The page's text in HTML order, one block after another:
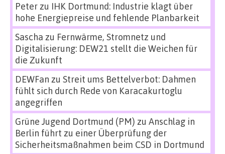
Peterzu IHK Dortmund: Industrie klagt über
hohe Energiepreise und fehlende Planbarkeit
Sascha zu Fernwärme, Stromnetz und
Digitalisierung: DEW21 stellt die Weichen für
die Zukunft
DEWFan zu Streit ums Bettelverbot: Dahmen
fühlt sich durch Rede von Karacakurtoglu
angegriffen
Grüne Jugend Dortmund (PM) zu Anschlag in
Berlin führt zu einer Überprüfung der
Sicherheitsmaßnahmen beim CSD in Dortmund